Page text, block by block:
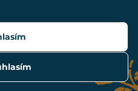
2007-2026.